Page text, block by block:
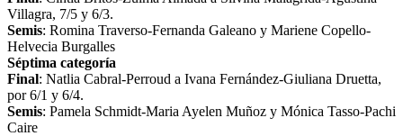
Villagra, 7/5 y 6/3.
Semis: Romina Traverso-Fernanda Galeano y Mariene Copello-
Helvecia Burgalles
Séptima categoría
Final: Natlia Cabral-Perroud a Ivana Fernández-Giuliana Druetta,
por 6/1 y 6/4.
Semis: Pamela Schmidt-Maria Ayelen Muñoz y Mónica Tasso-Pachi
Caire